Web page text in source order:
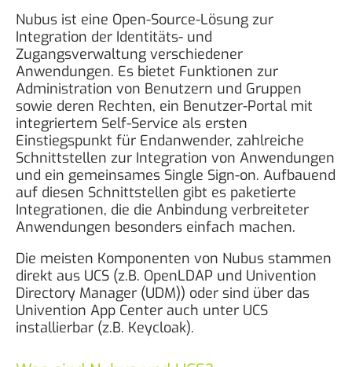
Nubus ist eine Open-Source-Lösung zur
Integration der Identitäts- und
Zugangsverwaltung verschiedener
Anwendungen. Es bietet Funktionen zur
Administration von Benutzern und Gruppen
sowie deren Rechten, ein Benutzer-Portal mit
integriertem Self-Service als ersten
Einstiegspunkt für Endanwender, zahlreiche
Schnittstellen zur Integration von Anwendungen
und ein gemeinsames Single Sign-on. Aufbauend
auf diesen Schnittstellen gibt es paketierte
Integrationen, die die Anbindung verbreiteter
Anwendungen besonders einfach machen.
Die meisten Komponenten von Nubus stammen
direkt aus UCS (z.B. OpenLDAP und Univention
Directory Manager (UDM)) oder sind über das
Univention App Center auch unter UCS
installierbar (z.B. Keycloak).